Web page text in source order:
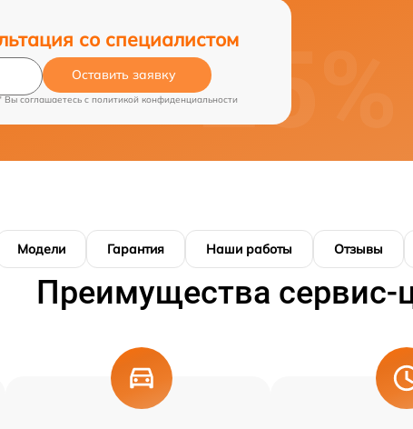
со специалистом
Оставить заявку
Вы соглашаетесь c политикой конфиденциальности
Модели Гарантия Наши работы Отзывы
Преимущества сервис-